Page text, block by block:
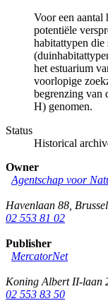
Voor een aantal
potentiële
habitattypen die
het estuarium
voorlopige
begrenzing van
H) genomen.
Status
Historical
Owner
Agentschap voor
Havenlaan 88 Brussel
02 553 81 02
Publisher
MercatorNet
Koning Albert II-laan
02 553 83 50